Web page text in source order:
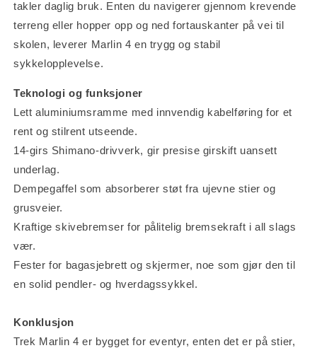
takler daglig bruk. Enten du navigerer gjennom krevende
terreng eller hopper opp og ned fortauskanter på vei til
skolen, leverer Marlin 4 en trygg og stabil
sykkelopplevelse.
Teknologi og funksjoner
Lett aluminiumsramme med innvendig kabelføring for et
rent og stilrent utseende.
14-girs Shimano-drivverk, gir presise girskift uansett
underlag.
Dempegaffel som absorberer støt fra ujevne stier og
grusveier.
Kraftige skivebremser for pålitelig bremsekraft i all slags
vær.
Fester for bagasjebrett og skjermer, noe som gjør den til
en solid pendler- og hverdagssykkel.
Konklusjon
Trek Marlin 4 er bygget for eventyr, enten det er på stier,